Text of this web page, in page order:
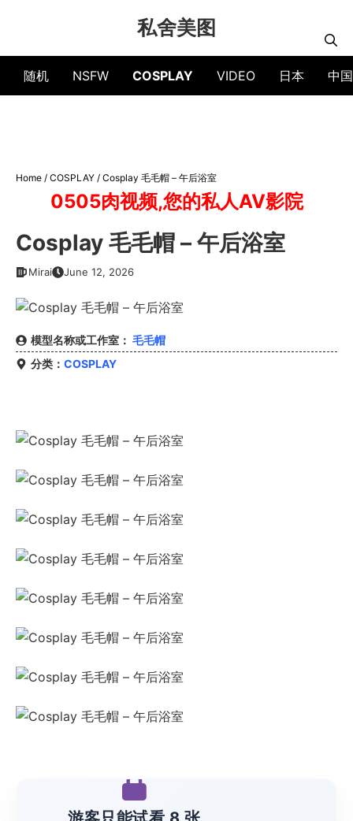
私舍美图
随机 NSFW COSPLAY VIDEO 日本 中国
Home / COSPLAY / Cosplay 毛毛帽 – 午后浴室
0505肉视频,您的私人AV影院
Cosplay 毛毛帽 – 午后浴室
Mirai June 12, 2026
模型名称或工作室： 毛毛帽
分类： COSPLAY